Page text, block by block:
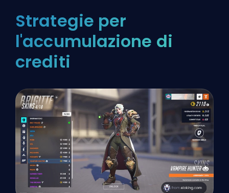
Strategie per
l'accumulazione di
crediti